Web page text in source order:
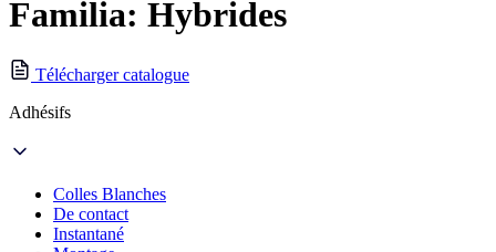
Familia: Hybrides
Télécharger catalogue
Adhésifs
Colles Blanches
De contact
Instantané